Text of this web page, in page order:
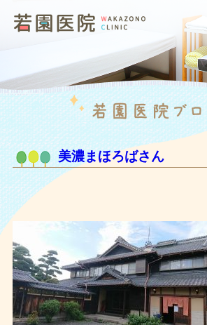
美濃まほろばさん